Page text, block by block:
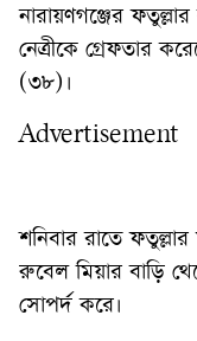
নারায়ণগঞ্জের
নেত্রীকে গ্রেফতার
(৩৮)।
Advertisement
শনিবার রাতে
রুবেল মিয়ার বাড়ি
সোপর্দ করে।